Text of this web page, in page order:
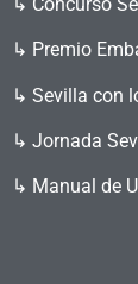
↳ Premio
↳ Sevilla con
↳ Jornada
↳ Manual de